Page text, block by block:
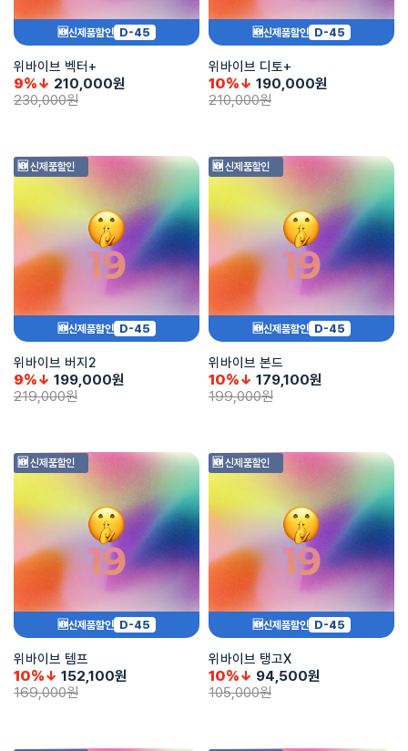
🆕신제품할인 D-45
위바이브 벡터+
9%↓ 210,000원
230,000원
🆕신제품할인 D-45
위바이브 디토+
10%↓ 190,000원
210,000원
🆕신제품할인 D-45
🆕 신제품할인
위바이브 버지2
9%↓ 199,000원
219,000원
🆕신제품할인 D-45
🆕 신제품할인
위바이브 본드
10%↓ 179,100원
199,000원
🆕신제품할인 D-45
🆕 신제품할인
위바이브 템프
10%↓ 152,100원
169,000원
🆕신제품할인 D-45
🆕 신제품할인
위바이브 탱고X
10%↓ 94,500원
105,000원